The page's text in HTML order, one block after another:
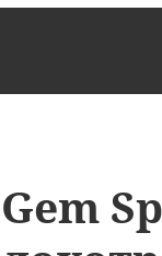
Gem